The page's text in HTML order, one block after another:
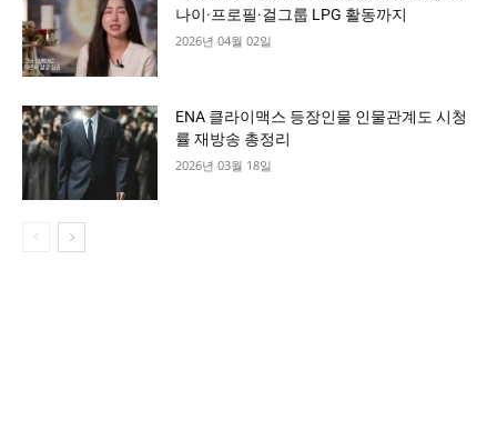
나이·프로필·걸그룹 LPG 활동까지
2026년 04월 02일
ENA 클라이맥스 등장인물 인물관계도 시청
률 재방송 총정리
2026년 03월 18일